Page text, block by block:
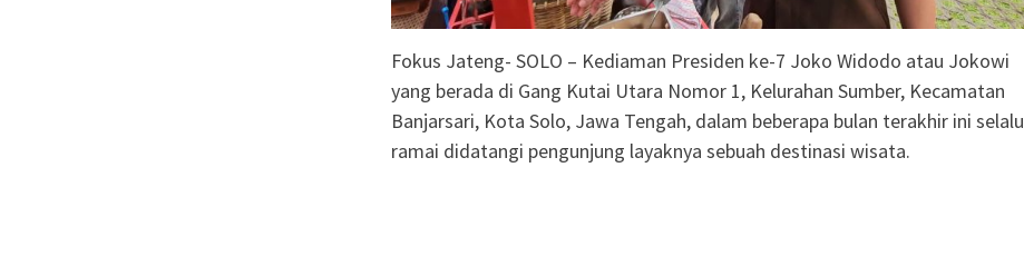
Fokus Jateng- SOLO – Kediaman Presiden ke-7 Joko Widodo atau Jokowi
yang berada di Gang Kutai Utara Nomor 1, Kelurahan Sumber, Kecamatan
Banjarsari, Kota Solo, Jawa Tengah, dalam beberapa bulan terakhir ini selalu
ramai didatangi pengunjung layaknya sebuah destinasi wisata.